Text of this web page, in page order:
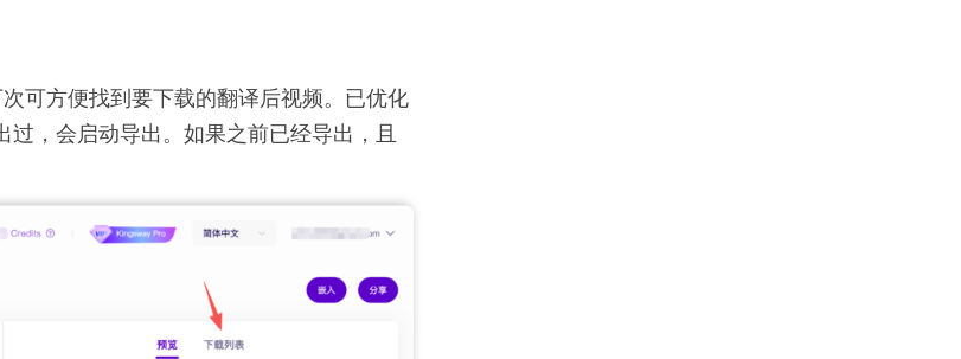
可方便找到要下载的翻译后视频。已优化
过，会启动导出。如果之前已经导出，且